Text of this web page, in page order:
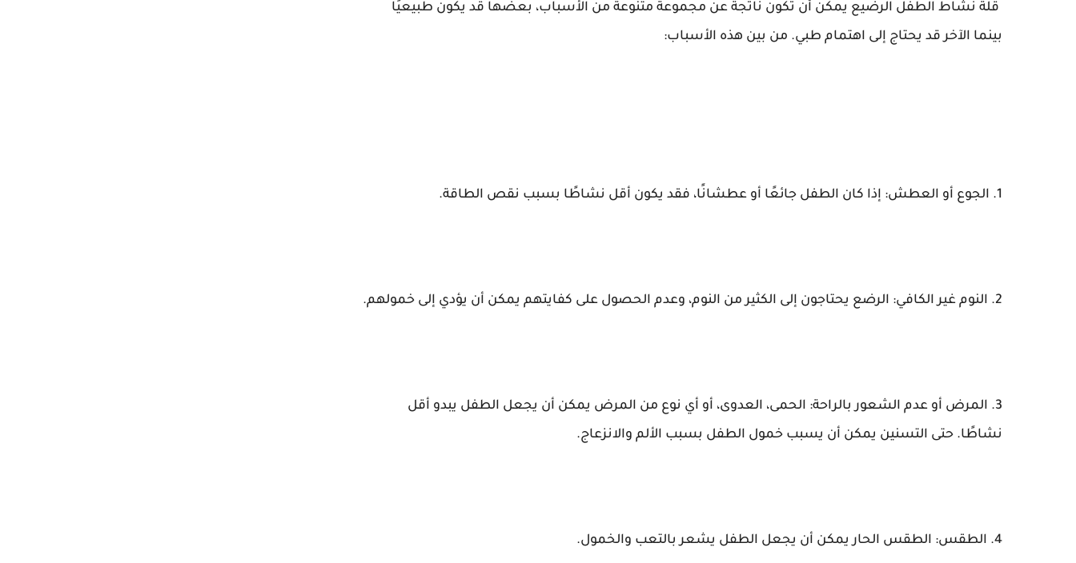
قلة نشاط الطفل الرضيع يمكن أن تكون ناتجة عن مجموعة متنوعة من الأسباب، بعضها قد يكون طبيعيًا
بينما الآخر قد يحتاج إلى اهتمام طبي. من بين هذه الأسباب:
1. الجوع أو العطش: إذا كان الطفل جائعًا أو عطشانًا، فقد يكون أقل نشاطًا بسبب نقص الطاقة.
2. النوم غير الكافي: الرضع يحتاجون إلى الكثير من النوم، وعدم الحصول على كفايتهم يمكن أن يؤدي إلى خمولهم.
3. المرض أو عدم الشعور بالراحة: الحمى، العدوى، أو أي نوع من المرض يمكن أن يجعل الطفل يبدو أقل
نشاطًا. حتى التسنين يمكن أن يسبب خمول الطفل بسبب الألم والانزعاج.
4. الطقس: الطقس الحار يمكن أن يجعل الطفل يشعر بالتعب والخمول.